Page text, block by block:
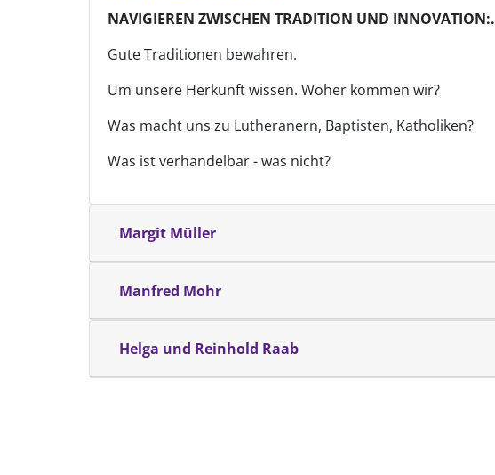
NAVIGIEREN ZWISCHEN TRADITION UND INNOVATION:.
Gute Traditionen bewahren.
Um unsere Herkunft wissen. Woher kommen wir?
Was macht uns zu Lutheranern, Baptisten, Katholiken?
Was ist verhandelbar - was nicht?
Margit Müller
Manfred Mohr
Helga und Reinhold Raab